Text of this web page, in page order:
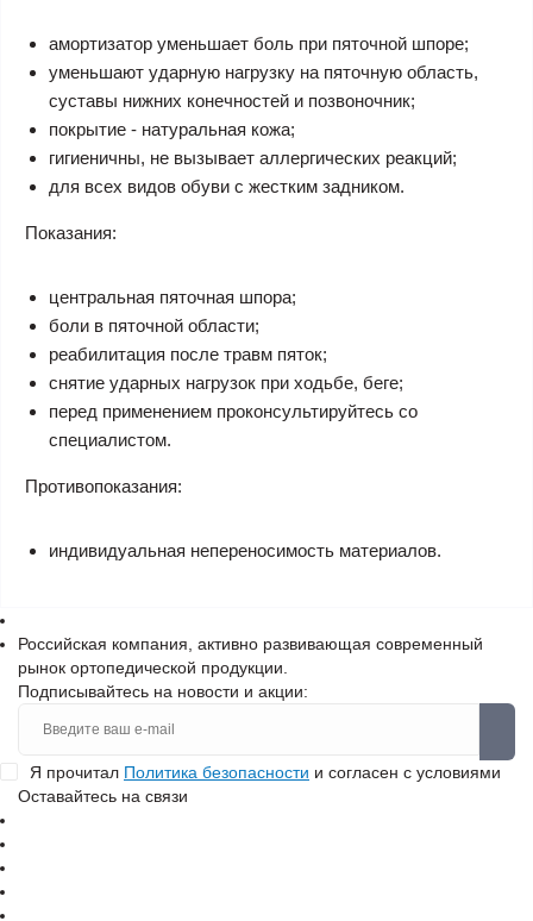
амортизатор уменьшает боль при пяточной шпоре;
уменьшают ударную нагрузку на пяточную область,
суставы нижних конечностей и позвоночник;
покрытие - натуральная кожа;
гигиеничны, не вызывает аллергических реакций;
для всех видов обуви с жестким задником.
Показания:
центральная пяточная шпора;
боли в пяточной области;
реабилитация после травм пяток;
снятие ударных нагрузок при ходьбе, беге;
перед применением проконсультируйтесь со
специалистом.
Противопоказания:
индивидуальная непереносимость материалов.
Российская компания, активно развивающая современный
рынок ортопедической продукции.
Подписывайтесь на новости и акции:
Я прочитал Политика безопасности и согласен с условиями
Оставайтесь на связи